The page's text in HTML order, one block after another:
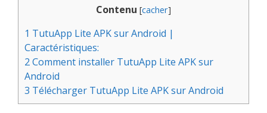
Contenu [cacher]
1 TutuApp Lite APK sur Android |
Caractéristiques:
2Comment installer TutuApp Lite APK sur
Android
3 Télécharger TutuApp Lite APK sur Android